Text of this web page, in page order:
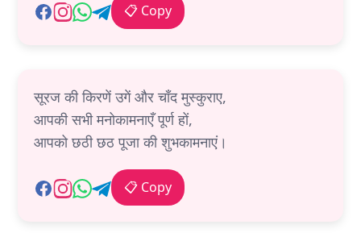
📋 Copy
सूरज की किरणें उगें और चाँद मुस्कुराए,
आपकी सभी मनोकामनाएँ पूर्ण हों,
आपको छठी छठ पूजा की शुभकामनाएं।
📋 Copy